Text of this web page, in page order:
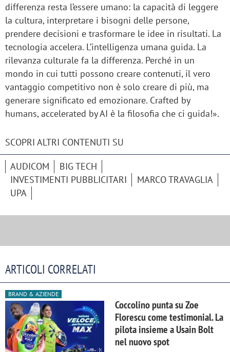
differenza resta l’essere umano: la capacità di leggere
la cultura, interpretare i bisogni delle persone,
prendere decisioni e trasformare le idee in risultati. La
tecnologia accelera. L’intelligenza umana guida. La
rilevanza culturale fa la differenza. Perché in un
mondo in cui tutti possono creare contenuti, il vero
vantaggio competitivo non è solo creare di più, ma
generare significato ed emozionare. Crafted by
humans, accelerated by AI è la filosofia che ci guida!».
SCOPRI ALTRI CONTENUTI SU
AUDICOM
BIG TECH
INVESTIMENTI PUBBLICITARI
MARCO TRAVAGLIA
UPA
ARTICOLI CORRELATI
BRAND & AZIENDE
Coccolino punta su Zoe
Florescu come testimonial. La
pilota insieme a Usain Bolt
nel nuovo spot